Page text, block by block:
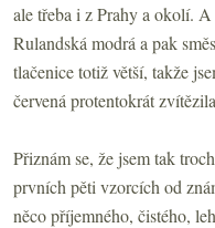
ale třeba i z Prahy a okolí.
Rulandská modrá a pak
tlačenice totiž větší, takže
červená protentokrát
Přiznám se, že jsem tak
prvních pěti vzorcích od
něco příjemného, čistého,